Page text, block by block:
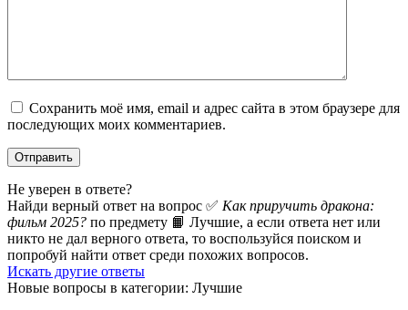
Сохранить моё имя, email и адрес сайта в этом браузере для
последующих моих комментариев.
Не уверен в ответе?
Найди верный ответ на вопрос ✅ Как приручить дракона:
фильм 2025? по предмету 📙 Лучшие, а если ответа нет или
никто не дал верного ответа, то воспользуйся поиском и
попробуй найти ответ среди похожих вопросов.
Искать другие ответы
Новые вопросы в категории: Лучшие